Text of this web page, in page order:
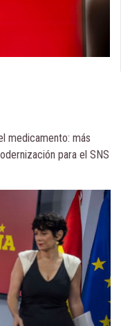
medicamento: más
para el SNS